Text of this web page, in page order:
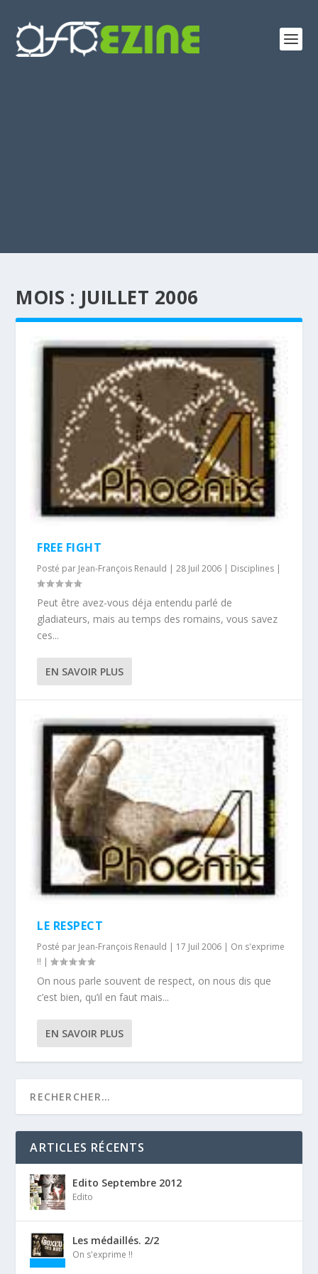
MOIS : JUILLET 2006
FREE FIGHT
Posté par Jean-François Renauld |28 Juil 2006 | Disciplines |
Peut être avez-vous déja entendu parlé de
gladiateurs, mais au temps des romains, vous savez
ces...
EN SAVOIR PLUS
LE RESPECT
Posté par Jean-François Renauld | 17 Juil 2006 | On s'exprime
!! |
On nous parle souvent de respect, on nous dis que
c’est bien, qu’il en faut mais...
EN SAVOIR PLUS
ARTICLES RÉCENTS
Edito Septembre 2012
Edito
Les médaillés. 2/2
On s'exprime !!